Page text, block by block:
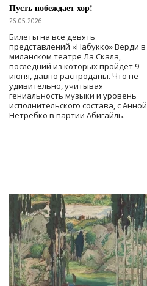
Пусть побеждает хор!
26.05.2026
Билеты на все девять
представлений «Набукко» Верди в
миланском театре Ла Скала,
последний из которых пройдет 9
июня, давно распроданы. Что не
удивительно, учитывая
гениальность музыки и уровень
исполнительского состава, с Анной
Нетребко в партии Абигайль.